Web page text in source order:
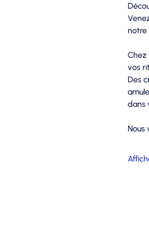
notre
Chez
vos
Des
dans
Nous